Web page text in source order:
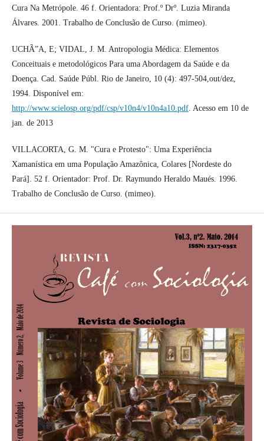
Cura Na Metrópole. 46 f. Orientadora: Prof.º Drº. Luzia Miranda
Álvares. 2001. Trabalho de Conclusão de Curso. (mimeo).
UCHÃ”A, E; VIDAL, J. M. Antropologia Médica: Elementos
Conceituais e metodológicos Para uma Abordagem da Saúde e da
Doença. Cad. Saúde Públ. Rio de Janeiro, 10 (4): 497-504,out/dez,
1994. Disponível em:
http://www.scielosp.org/pdf/csp/v10n4/v10n4a10.pdf. Acesso em 10 de
jan. de 2013
VILLACORTA, G. M. "Cura e Protesto": Uma Experiência
Xamanística em uma População Amazônica, Colares [Nordeste do
Pará]. 52 f. Orientador: Prof. Dr. Raymundo Heraldo Maués. 1996.
Trabalho de Conclusão de Curso. (mimeo).